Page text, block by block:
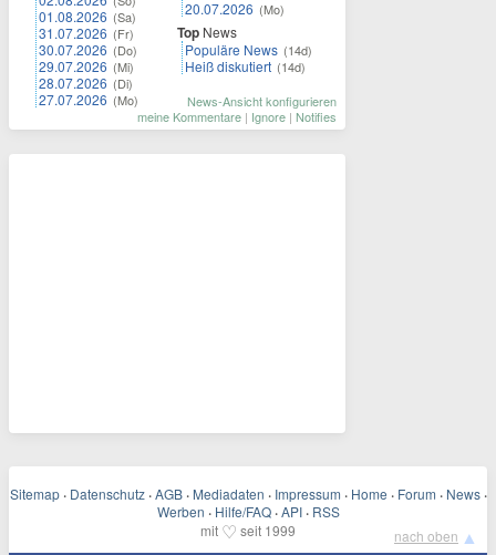
01.08.2026 (Sa)
31.07.2026 (Fr)
30.07.2026 (Do)
29.07.2026 (Mi)
28.07.2026 (Di)
27.07.2026 (Mo)
20.07.2026 (Mo)
Top News
Populäre News (14d)
Heiß diskutiert (14d)
News-Ansicht konfigurieren
meine Kommentare | Ignore | Notifies
Sitemap · Datenschutz · AGB · Mediadaten · Impressum · Home · Forum · News ·
Werben · Hilfe/FAQ · API · RSS
mit ♡ seit 1999 nach oben ▲